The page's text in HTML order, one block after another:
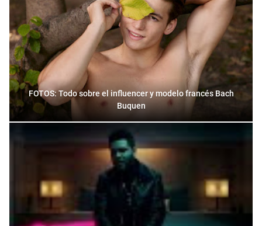
FOTOS: Todo sobre el influencer y modelo francés Bach
Buquen